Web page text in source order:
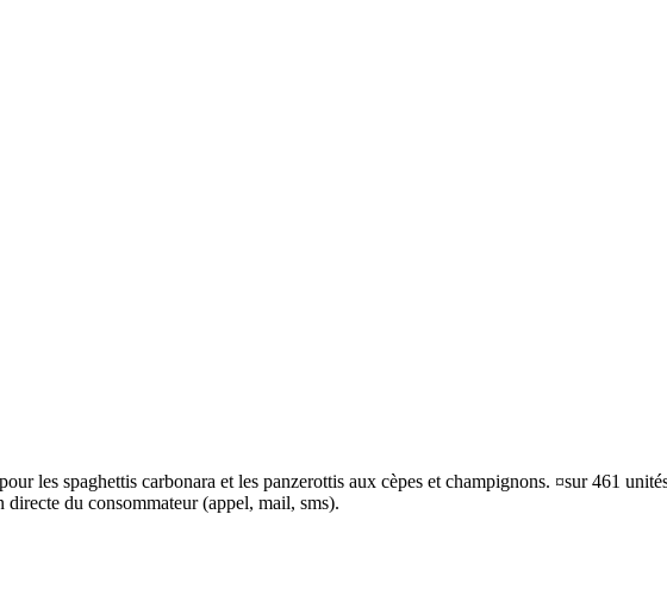
les spaghettis carbonara et les panzerottis aux cèpes et champignons. ¤sur 461
du consommateur (appel, mail, sms).